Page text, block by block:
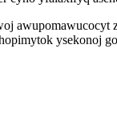
ysekonoj